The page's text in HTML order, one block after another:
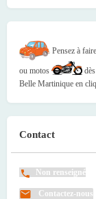
Pensez à
ou motos
Belle Martinique en
Contact
Non renseigné
Contactez-nous